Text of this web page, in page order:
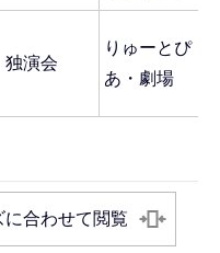
演会
りゅーとぴ
あ・劇場
に合わせて閲覧